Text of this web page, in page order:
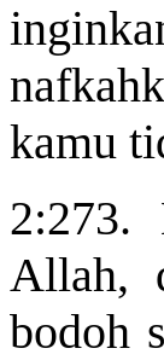
kamu
2:273.
Allah,
bodoh